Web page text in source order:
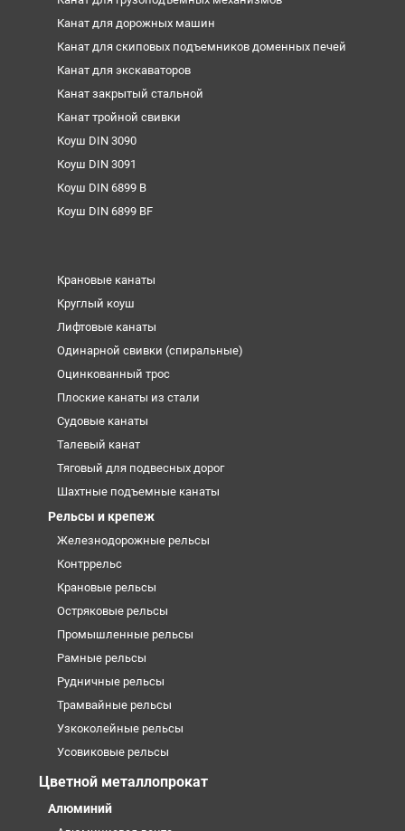
Канат для дорожных машин
Канат для скиповых подъемников доменных печей
Канат для экскаваторов
Канат закрытый стальной
Канат тройной свивки
Коуш DIN 3090
Коуш DIN 3091
Коуш DIN 6899 B
Коуш DIN 6899 BF
Крановые канаты
Круглый коуш
Лифтовые канаты
Одинарной свивки (спиральные)
Оцинкованный трос
Плоские канаты из стали
Судовые канаты
Талевый канат
Тяговый для подвесных дорог
Шахтные подъемные канаты
Рельсы и крепеж
Железнодорожные рельсы
Контррельс
Крановые рельсы
Остряковые рельсы
Промышленные рельсы
Рамные рельсы
Рудничные рельсы
Трамвайные рельсы
Узкоколейные рельсы
Усовиковые рельсы
Цветной металлопрокат
Алюминий